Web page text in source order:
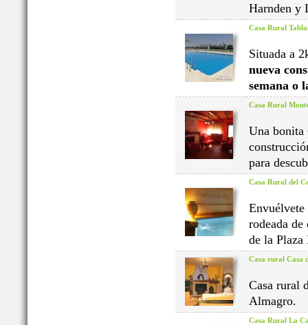
Harnden y
Casa Rural
Situada a
nueva
semana o
Casa Rural
Una bonita
para
Casa Rural del
rodeada
de la Plaza
Casa rural Casa
Casa rural
Almagro.
Casa Rural La